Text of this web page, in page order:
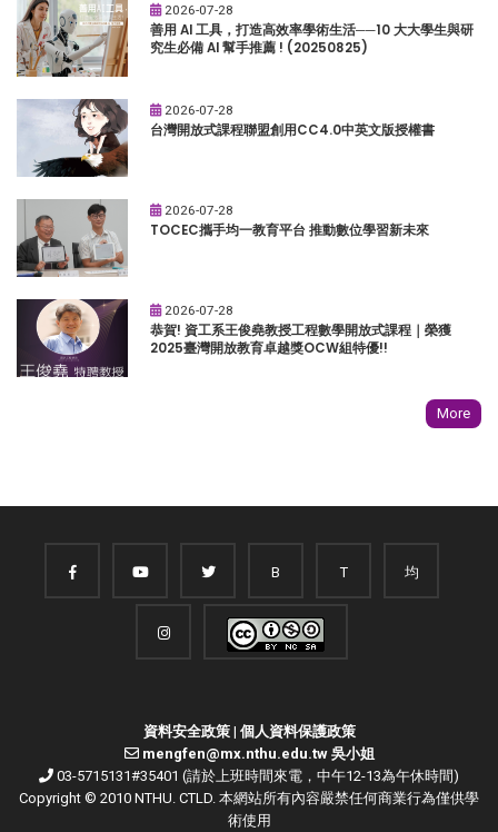
2026-07-28
善用 AI 工具，打造高效率學術生活──10 大大學生與研
究生必備 AI 幫手推薦 ! (20250825)
2026-07-28
台灣開放式課程聯盟創用CC4.0中英文版授權書
2026-07-28
TOCEC攜手均一教育平台 推動數位學習新未來
2026-07-28
恭賀! 資工系王俊堯教授工程數學開放式課程｜榮獲
2025臺灣開放教育卓越獎OCW組特優!!
More
B T 均
資料安全政策| 個人資料保護政策
mengfen@mx.nthu.edu.tw 吳小姐
03-5715131#35401 (請於上班時間來電，中午12-13為午休時間)
Copyright © 2010 NTHU. CTLD. 本網站所有內容嚴禁任何商業行為僅供學
術使用